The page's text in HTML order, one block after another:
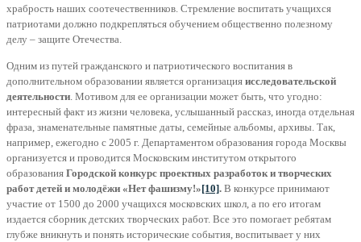
храбрость наших соотечественников. Стремление воспитать учащихся
патриотами должно подкрепляться обучением общественно полезному
делу – защите Отечества.
Одним из путей гражданского и патриотического воспитания в
дополнительном образовании является организация исследовательской
деятельности . Мотивом для ее организации может быть, что угодно:
интересный факт из жизни человека, услышанный рассказ, иногда отдельная
фраза, знаменательные памятные даты, семейные альбомы, архивы. Так,
например, ежегодно с 2005 г. Департаментом образования города Москвы
организуется и проводится Московским институтом открытого
образования Городской конкурс проектных разработок и творческих
работ детей и молодёжи «Нет фашизму!»[10]. В конкурсе принимают
участие от 1500 до 2000 учащихся московских школ, а по его итогам
издается сборник детских творческих работ. Все это помогает ребятам
глубже вникнуть и понять исторические события, воспитывает у них